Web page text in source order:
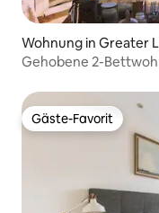
Wohnung in Greater
Gehobene 2-
Gäste-Favorit
Gäste-Favorit